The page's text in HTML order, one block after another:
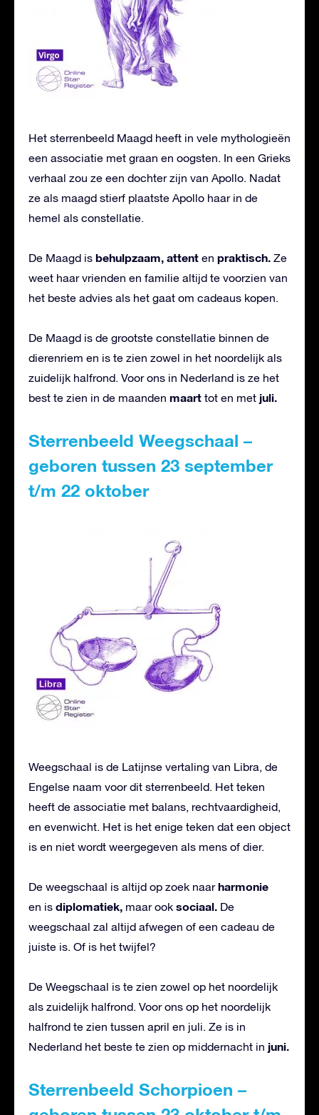
Het sterrenbeeld Maagd heeft in vele mythologieën
een associatie met graan en oogsten. In een Grieks
verhaal zou ze een dochter zijn van Apollo. Nadat
ze als maagd stierf plaatste Apollo haar in de
hemel als constellatie.
De Maagd is behulpzaam, attent en praktisch. Ze
weet haar vrienden en familie altijd te voorzien van
het beste advies als het gaat om cadeaus kopen.
De Maagd is de grootste constellatie binnen de
dierenriem en is te zien zowel in het noordelijk als
zuidelijk halfrond. Voor ons in Nederland is ze het
best te zien in de maanden maart tot en met juli.
Sterrenbeeld Weegschaal –
geboren tussen 23 september
t/m 22 oktober
Weegschaal is de Latijnse vertaling van Libra, de
Engelse naam voor dit sterrenbeeld. Het teken
heeft de associatie met balans, rechtvaardigheid,
en evenwicht. Het is het enige teken dat een object
is en niet wordt weergegeven als mens of dier.
De weegschaal is altijd op zoek naarharmonie
en is diplomatiek, maar ook sociaal. De
weegschaal zal altijd afwegen of een cadeau de
juiste is. Of is het twijfel?
De Weegschaal is te zien zowel op het noordelijk
als zuidelijk halfrond. Voor ons op het noordelijk
halfrond te zien tussen april en juli. Ze is in
Nederland het beste te zien op middernacht in juni.
Sterrenbeeld Schorpioen –